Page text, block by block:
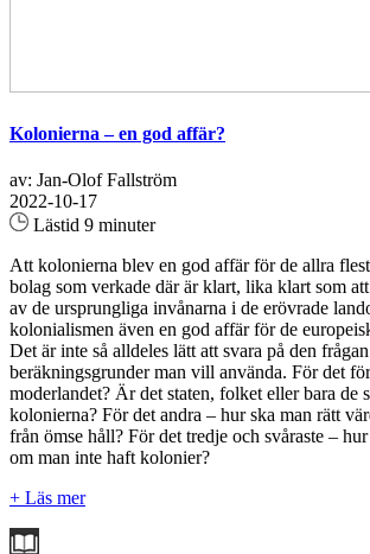
Kolonierna – en god affär?
av: Jan-Olof Fallström
2022-10-17
Lästid 9 minuter
Att kolonierna blev en god affär för de allra
bolag som verkade där är klart, lika klart som
av de ursprungliga invånarna i de erövrade
kolonialismen även en god affär för de
Det är inte så alldeles lätt att svara på den
beräkningsgrunder man vill använda. För det
moderlandet? Är det staten, folket eller bara de
kolonierna? För det andra – hur ska man rätt
från ömse håll? För det tredje och svåraste –
om man inte haft kolonier?
+ Läs mer